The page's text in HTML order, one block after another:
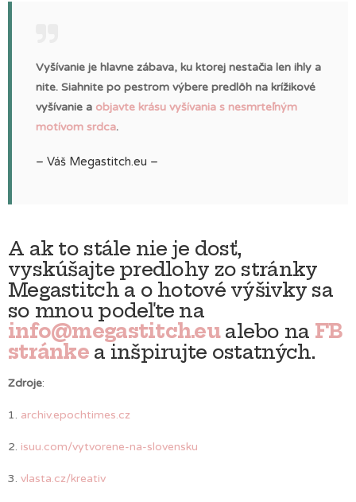
Vyšívanie je hlavne zábava, ku ktorej nestačia len ihly a
nite. Siahnite po pestrom výbere predlôh na krížikové
vyšívanie a objavte krásu vyšívania s nesmrteľným
motívom srdca.
– Váš Megastitch.eu –
A ak to stále nie je dosť,
vyskúšajte predlohy zo stránky
Megastitch a o hotové výšivky sa
so mnou podeľte na
info@megastitch.eualebo na FB
stránkea inšpirujte ostatných.
Zdroje:
1. archiv.epochtimes.cz
2. isuu.com/vytvorene-na-slovensku
3. vlasta.cz/kreativ